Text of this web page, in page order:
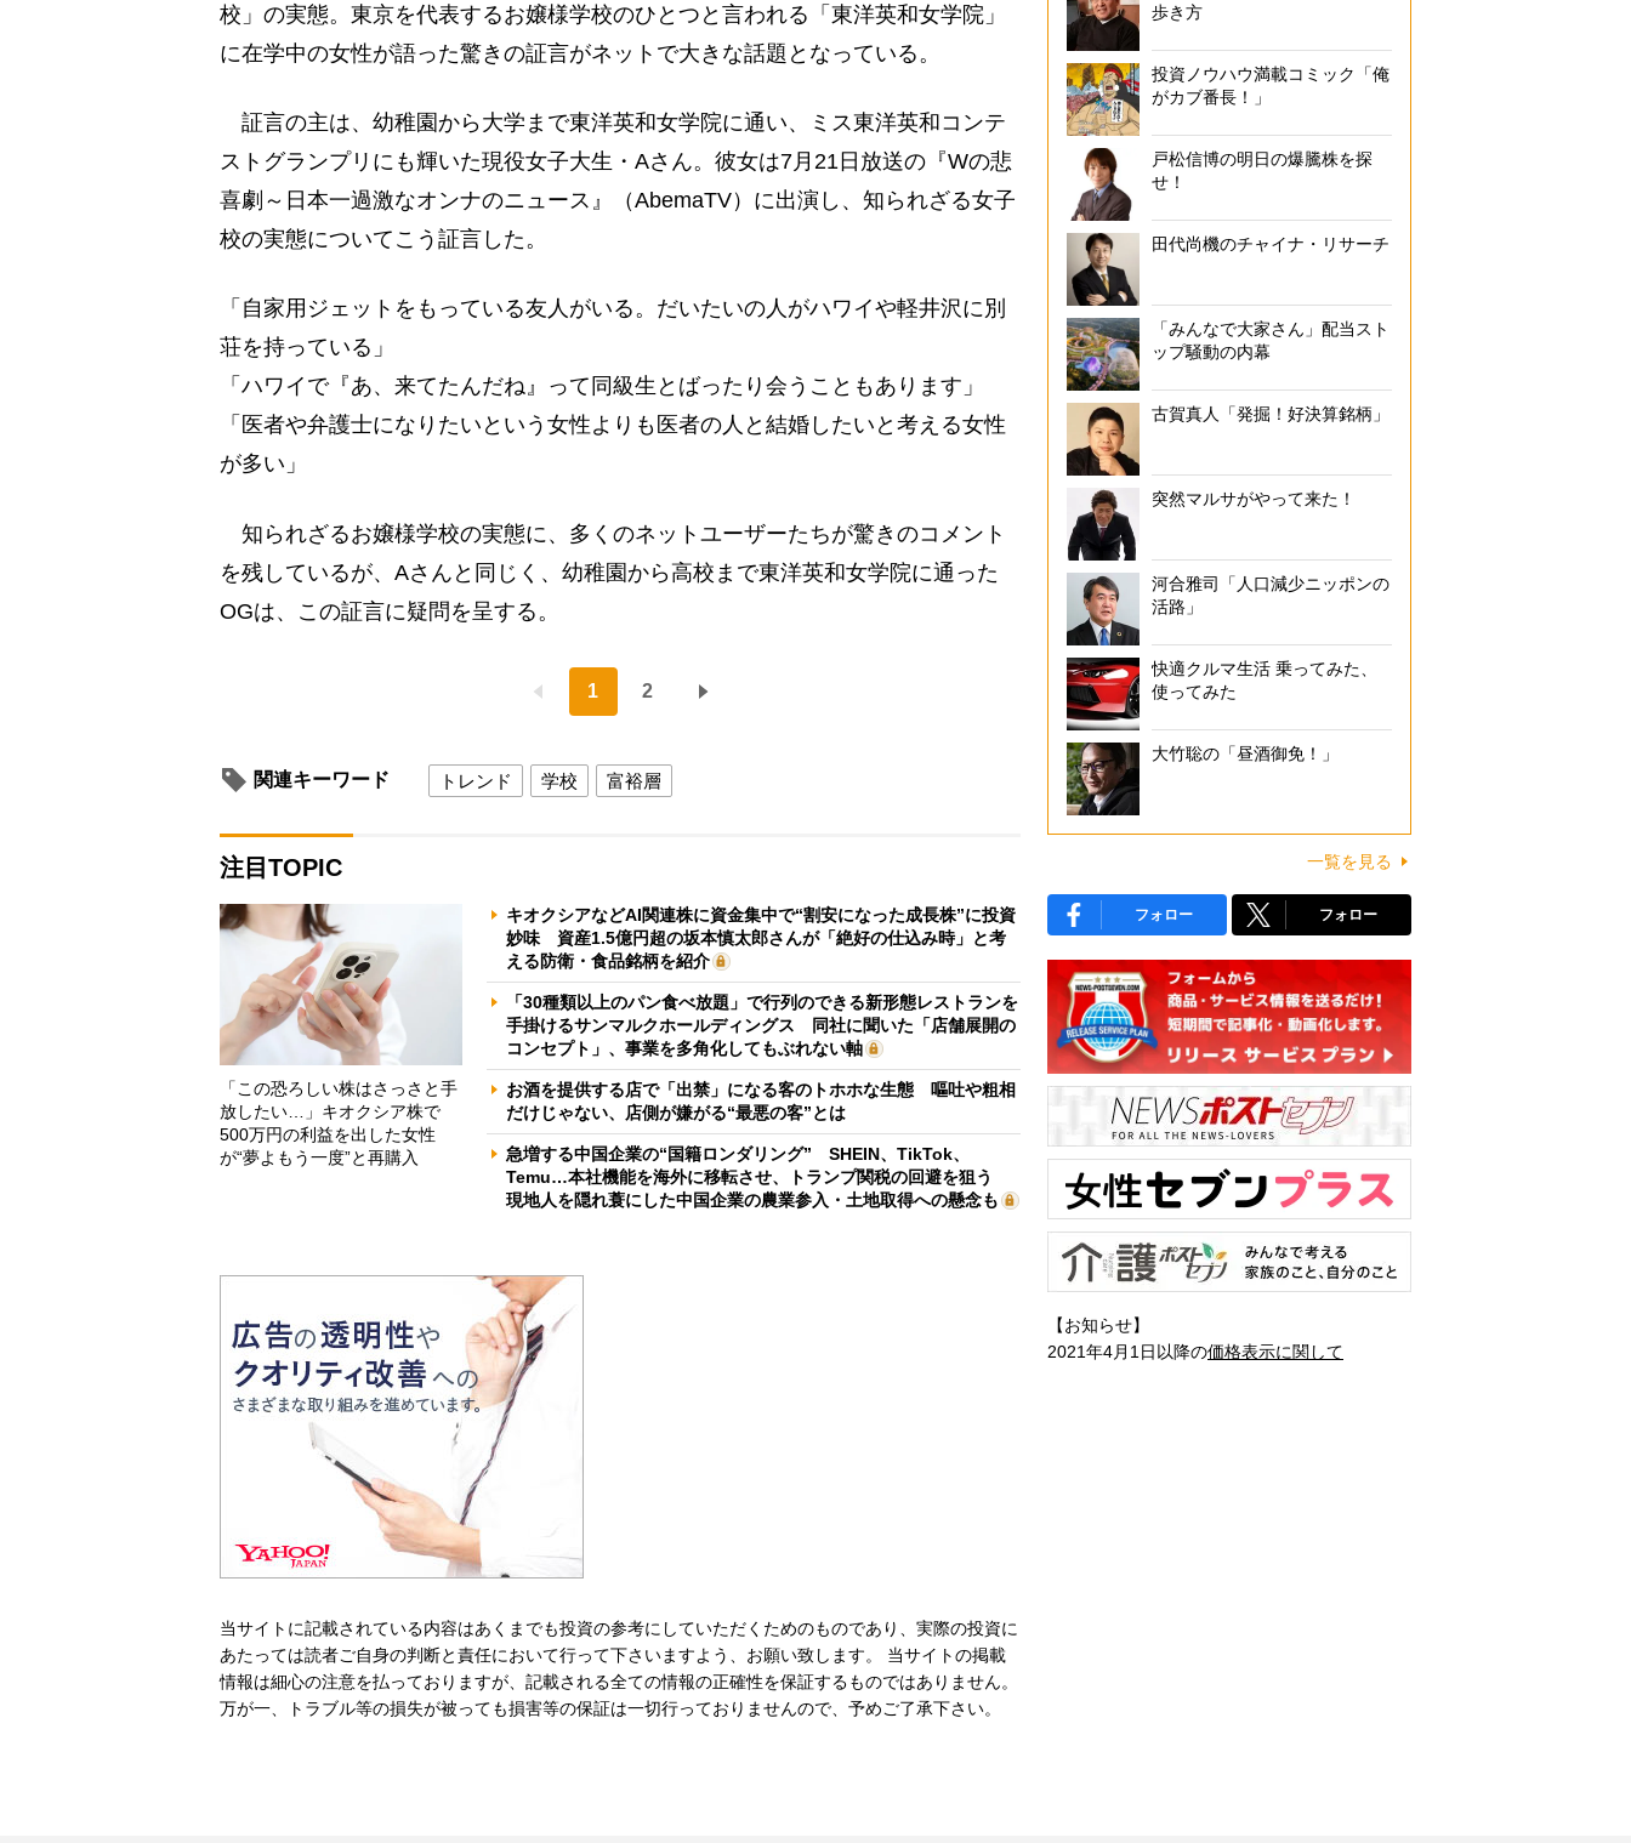
校」の実態。東京を代表するお嬢様学校のひとつと言われる「東洋英和女学院」
に在学中の女性が語った驚きの証言がネットで大きな話題となっている。
証言の主は、幼稚園から大学まで東洋英和女学院に通い、ミス東洋英和コンテ
ストグランプリにも輝いた現役女子大生・Aさん。彼女は7月21日放送の『Wの悲
喜劇～日本一過激なオンナのニュース』（AbemaTV）に出演し、知られざる女子
校の実態についてこう証言した。
「自家用ジェットをもっている友人がいる。だいたいの人がハワイや軽井沢に別
荘を持っている」
「ハワイで『あ、来てたんだね』って同級生とばったり会うこともあります」
「医者や弁護士になりたいという女性よりも医者の人と結婚したいと考える女性
が多い」
知られざるお嬢様学校の実態に、多くのネットユーザーたちが驚きのコメント
を残しているが、Aさんと同じく、幼稚園から高校まで東洋英和女学院に通った
OGは、この証言に疑問を呈する。
1 2
関連キーワード トレンド 学校 富裕層
注目TOPIC
「この恐ろしい株はさっさと手
放したい…」キオクシア株で
500万円の利益を出した女性
が“夢よもう一度”と再購入
キオクシアなどAI関連株に資金集中で“割安になった成長株”に投資
妙味 資産1.5億円超の坂本慎太郎さんが「絶好の仕込み時」と考
える防衛・食品銘柄を紹介
「30種類以上のパン食べ放題」で行列のできる新形態レストランを
手掛けるサンマルクホールディングス 同社に聞いた「店舗展開の
コンセプト」、事業を多角化してもぶれない軸
お酒を提供する店で「出禁」になる客のトホホな生態 嘔吐や粗相
だけじゃない、店側が嫌がる“最悪の客”とは
急増する中国企業の“国籍ロンダリング” SHEIN、TikTok、
Temu…本社機能を海外に移転させ、トランプ関税の回避を狙う
現地人を隠れ蓑にした中国企業の農業参入・土地取得への懸念も
当サイトに記載されている内容はあくまでも投資の参考にしていただくためのものであり、実際の投資に
あたっては読者ご自身の判断と責任において行って下さいますよう、お願い致します。 当サイトの掲載
情報は細心の注意を払っておりますが、記載される全ての情報の正確性を保証するものではありません。
万が一、トラブル等の損失が被っても損害等の保証は一切行っておりませんので、予めご了承下さい。
歩き方
投資ノウハウ満載コミック「俺
がカブ番長！」
戸松信博の明日の爆騰株を探
せ！
田代尚機のチャイナ・リサーチ
「みんなで大家さん」配当スト
ップ騒動の内幕
古賀真人「発掘！好決算銘柄」
突然マルサがやって来た！
河合雅司「人口減少ニッポンの
活路」
快適クルマ生活 乗ってみた、
使ってみた
大竹聡の「昼酒御免！」
一覧を見る
フォロー フォロー
【お知らせ】
2021年4月1日以降の価格表示に関して